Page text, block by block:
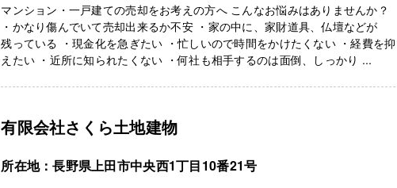
マンション・一戸建ての売却をお考えの方へ こんなお悩みはありませんか？
・かなり傷んでいて売却出来るか不安 ・家の中に、家財道具、仏壇などが
残っている ・現金化を急ぎたい ・忙しいので時間をかけたくない ・経費を抑
えたい ・近所に知られたくない ・何社も相手するのは面倒、しっかり ...
有限会社さくら土地建物
所在地：長野県上田市中央西1丁目10番21号